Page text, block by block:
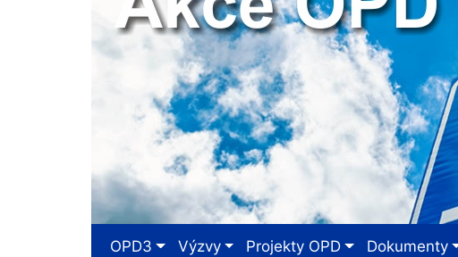
OPD3 Výzvy Projekty OPD Dokumenty